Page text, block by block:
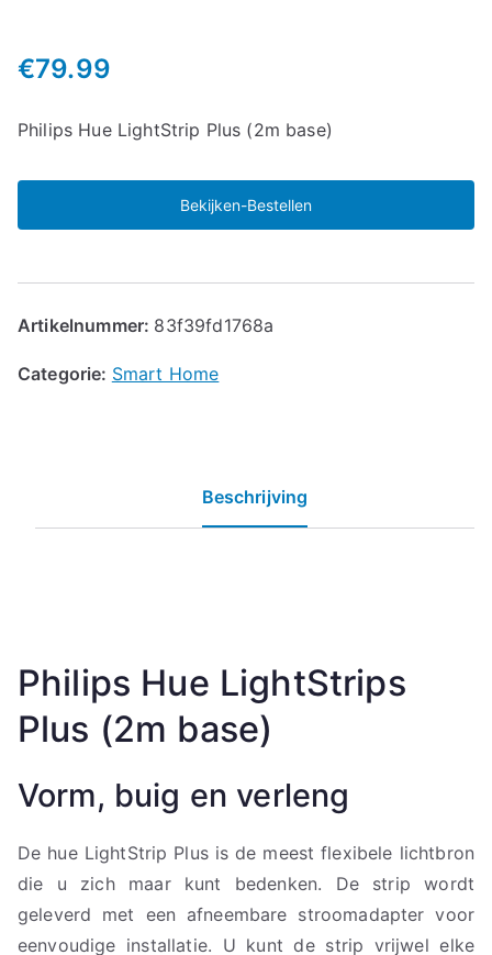
€79.99
Philips Hue LightStrip Plus (2m base)
Bekijken-Bestellen
Artikelnummer: 83f39fd1768a
Categorie: Smart Home
Beschrijving
Philips Hue LightStrips
Plus (2m base)
Vorm, buig en verleng
De hue LightStrip Plus is de meest flexibele lichtbron
die u zich maar kunt bedenken. De strip wordt
geleverd met een afneembare stroomadapter voor
eenvoudige installatie. U kunt de strip vrijwel elke